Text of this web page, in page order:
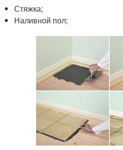
Стяжка;
Наливной пол;